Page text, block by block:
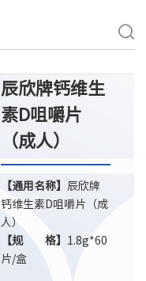
辰欣牌钙维生
素D咀嚼片
（成人）
【通用名称】 辰欣牌
钙维生素D咀嚼片（成
人）
【规 格】 1.8g*60
片/盒